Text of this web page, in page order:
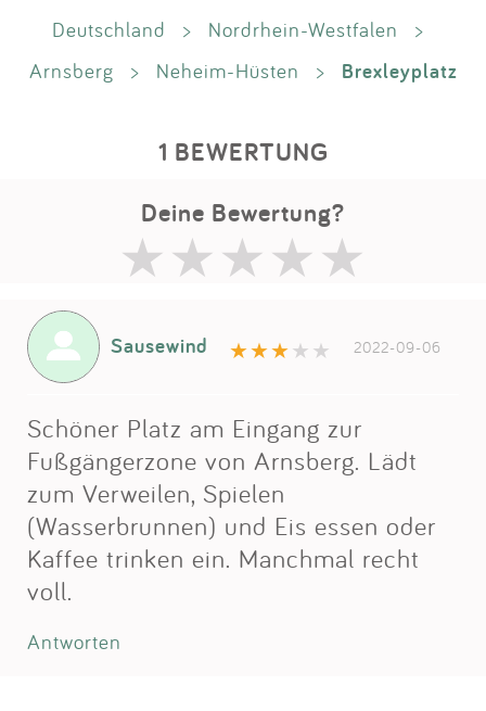
Deutschland > Nordrhein-Westfalen
>
Arnsberg
> Neheim-Hüsten > Brexleyplatz
1 BEWERTUNG
Deine Bewertung?
Sausewind 2022-09-06
Schöner Platz am Eingang zur
Fußgängerzone von Arnsberg. Lädt
zum Verweilen, Spielen
(Wasserbrunnen) und Eis essen oder
Kaffee trinken ein. Manchmal recht
voll.
Antworten